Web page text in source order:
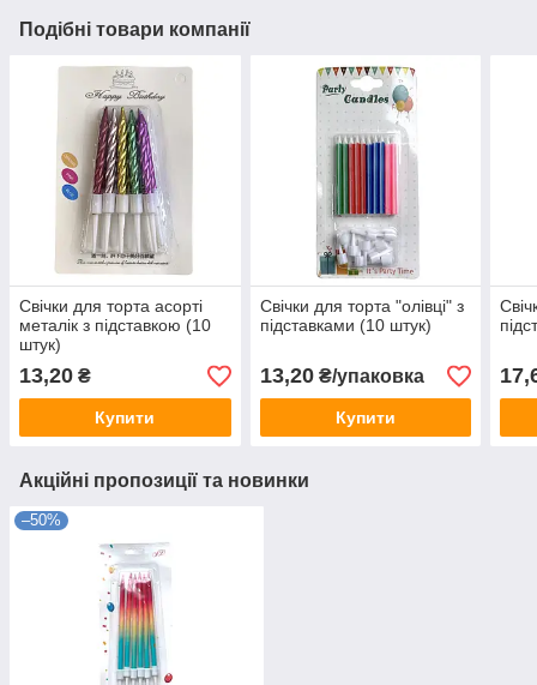
Подібні товари компанії
Свічки для торта асорті
металік з підставкою (10
штук)
13,20 ₴
Купити
Свічки для торта "олівці" з
підставками (10 штук)
13,20₴/упаковка
Купити
Акційні пропозиції та новинки
–50%